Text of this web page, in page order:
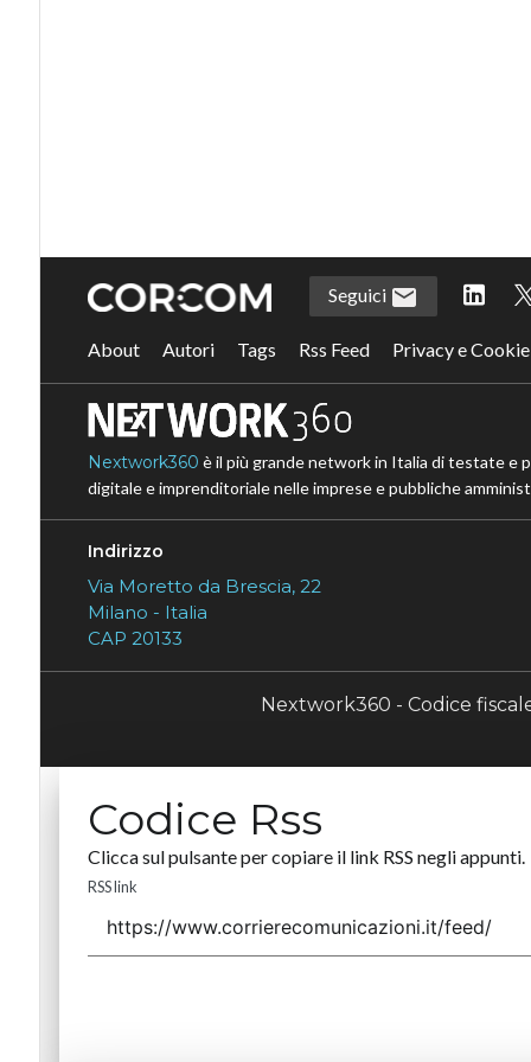
Seguici
About Autori Tags Rss Feed Privacy e
Nextwork360 è il più grande network in Italia di testate e
digitale e imprenditoriale nelle imprese e pubbliche
Indirizzo
Via Moretto da Brescia, 22
Milano - Italia
CAP 20133
Nextwork360 - Codice
Codice Rss
Clicca sul pulsante per copiare il link RSS negli appunti.
RSS link